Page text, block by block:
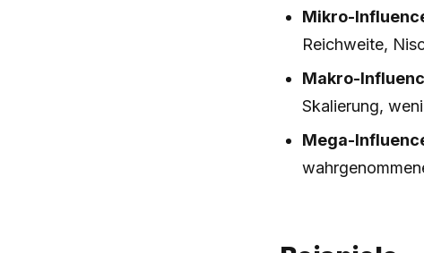
Mikro-
Reichweite,
Makro-
Skalierung,
Mega-